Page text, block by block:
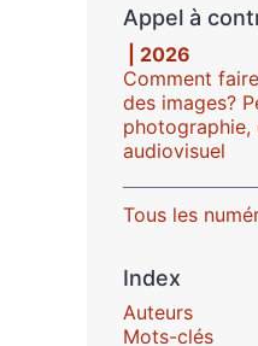
Appel à
| 2026
Comment
des images?
photographie,
audiovisuel
Tous les
Index
Auteurs
Mots-clés